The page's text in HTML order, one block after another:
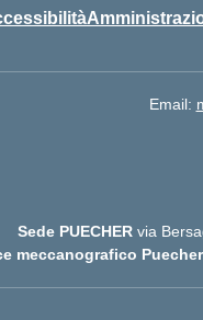
Email:
Sede PUECHER via
meccanografico